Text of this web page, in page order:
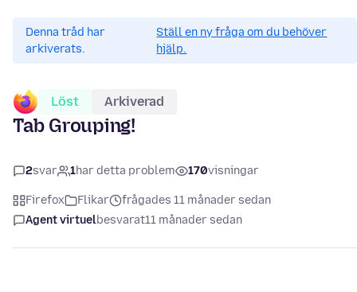
Denna tråd har
arkiverats.
Ställ en ny fråga om du behöver
hjälp.
Löst Arkiverad
Tab Grouping!
2svar 1har detta problem 170visningar
Firefox Flikar
frågades 11 månader sedan
Agent virtuelbesvarat11 månader sedan